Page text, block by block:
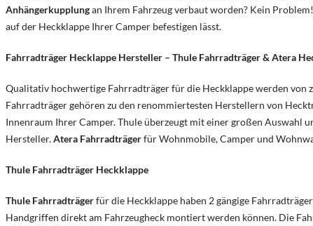
Anhängerkupplungan Ihrem Fahrzeug verbaut worden? Kein
auf der Heckklappe Ihrer Camper befestigen lässt.
Fahrradträger Hecklappe Hersteller – Thule Fahrradträger & Atera
Qualitativ hochwertige Fahrradträger für die Heckklappe werden von
Fahrradträger gehören zu den renommiertesten Herstellern von
Innenraum Ihrer Camper. Thule überzeugt mit einer großen
Hersteller.Atera Fahrradträgerfür Wohnmobile, Camper und
Thule Fahrradträger Heckklappe
Thule Fahrradträgerfür die Heckklappe haben 2 gängige
Handgriffen direkt am Fahrzeugheck montiert werden können. Die